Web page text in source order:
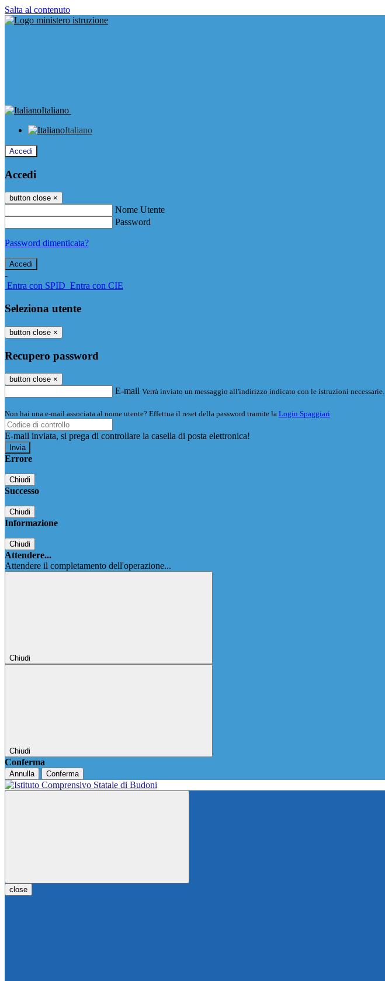
Salta al contenuto
Italiano
Italiano
Accedi
Accedi
button close ×
Nome Utente
Password
Password dimenticata?
-
Entra con SPID Entra con CIE
Seleziona utente
button close ×
Recupero password
button close ×
E-mail Verrà inviato un messaggio all'indirizzo indicato con le istruzioni necessarie.
Non hai una e-mail associata al nome utente? Effettua il reset della password tramite la Login Spaggiari
E-mail inviata, si prega di controllare la casella di posta elettronica!
Errore
Chiudi
Successo
Chiudi
Informazione
Chiudi
Attendere...
Attendere il completamento dell'operazione...
Chiudi
Chiudi
Conferma
Annulla Conferma
close